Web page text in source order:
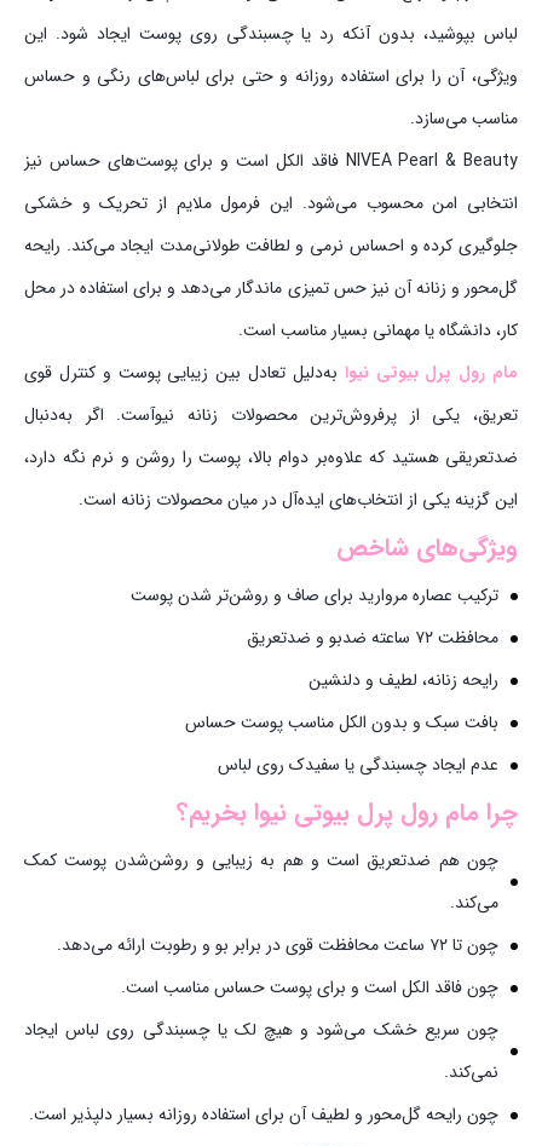
لباس بپوشید، بدون آنکه رد یا چسبندگی روی پوست ایجاد شود. این
ویژگی، آن را برای استفاده روزانه و حتی برای لباس‌های رنگی و حساس
مناسب می‌سازد.
NIVEA Pearl & Beauty فاقد الکل است و برای پوست‌های حساس نیز
انتخابی امن محسوب می‌شود. این فرمول ملایم از تحریک و خشکی
جلوگیری کرده و احساس نرمی و لطافت طولانی‌مدت ایجاد می‌کند. رایحه
گل‌محور و زنانه آن نیز حس تمیزی ماندگار می‌دهد و برای استفاده در محل
کار، دانشگاه یا مهمانی بسیار مناسب است.
مام رول پرل بیوتی نیوا به‌دلیل تعادل بین زیبایی پوست و کنترل قوی
تعریق، یکی از پرفروش‌ترین محصولات زنانه نیوآست. اگر به‌دنبال
ضدتعریقی هستید که علاوه‌بر دوام بالا، پوست را روشن و نرم نگه دارد،
این گزینه یکی از انتخاب‌های ایده‌آل در میان محصولات زنانه است.
ویژگی‌های شاخص
ترکیب عصاره مروارید برای صاف و روشن‌تر شدن پوست
محافظت ۷۲ ساعته ضدبو و ضدتعریق
رایحه زنانه، لطیف و دلنشین
بافت سبک و بدون الکل مناسب پوست حساس
عدم ایجاد چسبندگی یا سفیدک روی لباس
چرا مام رول پرل بیوتی نیوابخریم؟
چون هم ضدتعریق است و هم به زیبایی و روشن‌شدن پوست کمک
می‌کند.
چون تا ۷۲ ساعت محافظت قوی در برابر بو و رطوبت ارائه می‌دهد.
چون فاقد الکل است و برای پوست حساس مناسب است.
چون سریع خشک می‌شود و هیچ لک یا چسبندگی روی لباس ایجاد
نمی‌کند.
چون رایحه گل‌محور و لطیف آن برای استفاده روزانه بسیار دلپذیر است.